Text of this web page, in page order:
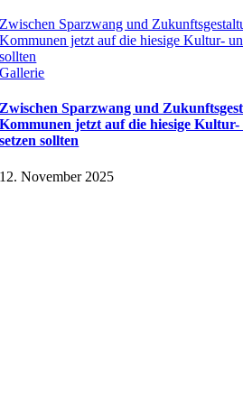
Zwischen Sparzwang und
Kommunen jetzt auf die hiesige Kultur-
sollten
Gallerie
Zwischen Sparzwang und
Kommunen jetzt auf die hiesige
setzen sollten
12. November 2025